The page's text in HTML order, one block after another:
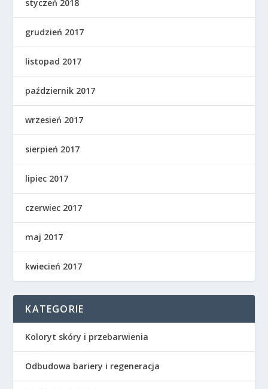
styczeń 2018
grudzień 2017
listopad 2017
październik 2017
wrzesień 2017
sierpień 2017
lipiec 2017
czerwiec 2017
maj 2017
kwiecień 2017
KATEGORIE
Koloryt skóry i przebarwienia
Odbudowa bariery i regeneracja